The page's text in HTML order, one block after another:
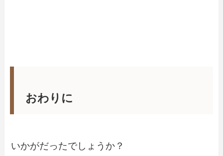
おわりに
いかがだったでしょうか？